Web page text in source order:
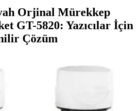
Orjinal Mürekkep
GT-5820: Yazıcılar İçin
Çözüm